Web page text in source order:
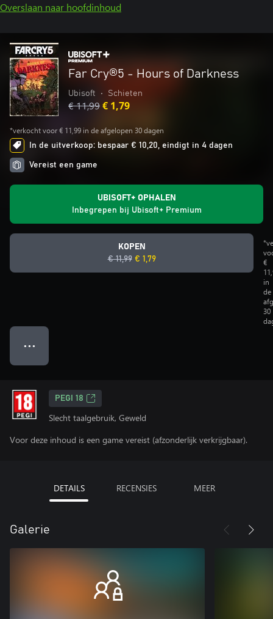
Overslaan naar hoofdinhoud
Far Cry®5 - Hours of Darkness
Ubisoft • Schieten
€ 11,99€ 1,79
*verkocht voor € 11,99 in de afgelopen 30 dagen
In de uitverkoop: bespaar € 10,20, eindigt in 4 dagen
Vereist een game
UBISOFT+ OPHALEN
Inbegrepen bij Ubisoft+ Premium
KOPEN
€ 11,99 € 1,79
€
in
de
30
● ● ●
PEGI 18
Slecht taalgebruik, Geweld
Voor deze inhoud is een game vereist (afzonderlijk verkrijgbaar).
DETAILS RECENSIES MEER
Galerie